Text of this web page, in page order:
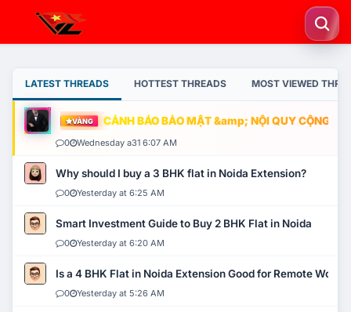
LATEST THREADS HOTTEST THREADS MOST VIEWED
VÀNG CẢNH BÁO BẢO MẬT &amp; NỘI QUY CỘNG
0 Wednesday a31 6:07 AM
Why should I buy a 3 BHK flat in Noida Extension?
0 Yesterday at 6:25 AM
Smart Investment Guide to Buy 2 BHK Flat in Noida
0 Yesterday at 6:20 AM
Is a 4 BHK Flat in Noida Extension Good for Remote Work?
0 Yesterday at 5:26 AM